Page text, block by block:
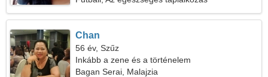
Chan
56 év, Szűz
Inkább a zene és a történelem
Bagan Serai, Malajzia